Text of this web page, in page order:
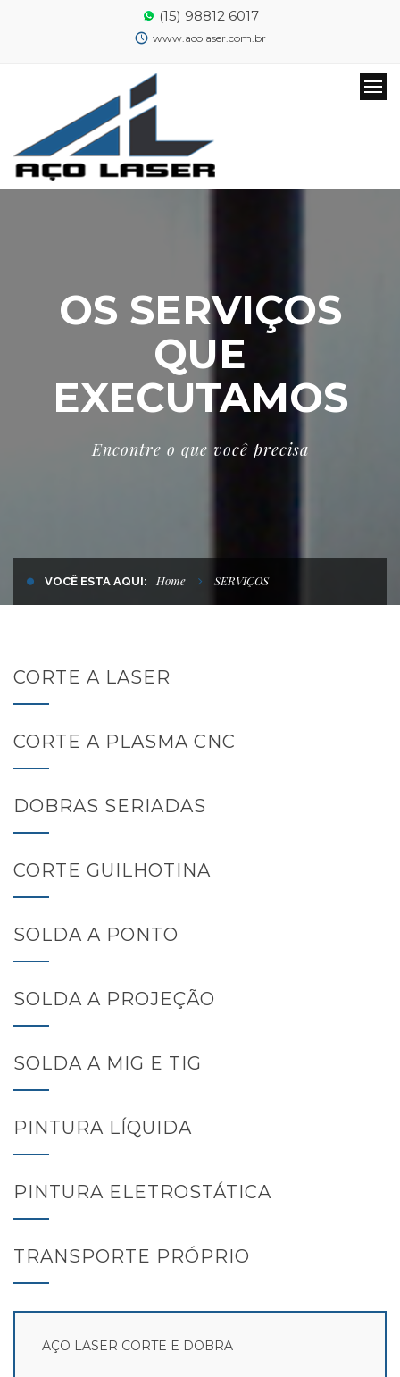
(15) 98812 6017
www.acolaser.com.br
OS SERVIÇOS
QUE
EXECUTAMOS
Encontre o que você precisa
VOCÊ ESTA AQUI: Home SERVIÇOS
CORTE A LASER
CORTE A PLASMA CNC
DOBRAS SERIADAS
CORTE GUILHOTINA
SOLDA A PONTO
SOLDA A PROJEÇÃO
SOLDA A MIG E TIG
PINTURA LÍQUIDA
PINTURA ELETROSTÁTICA
TRANSPORTE PRÓPRIO
AÇO LASER CORTE E DOBRA